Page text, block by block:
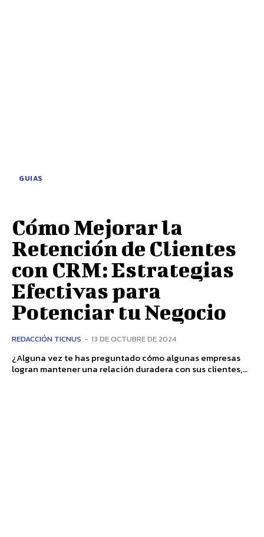
GUIAS
Cómo Mejorar la
Retención de Clientes
con CRM: Estrategias
Efectivas para
Potenciar tu Negocio
REDACCIÓN TICNUS - 13 DE OCTUBRE DE 2024
¿Alguna vez te has preguntado cómo algunas empresas
logran mantener una relación duradera con sus clientes,...